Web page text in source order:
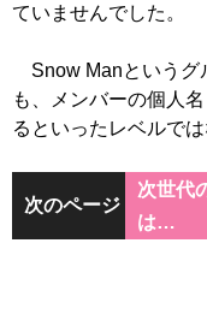
ていませんでした。
Snow Manというグ
も、メンバーの個人
るといったレベルで
次のページ
次世代
は…